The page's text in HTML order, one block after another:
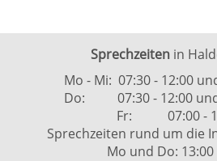
Sprechzeiten in
Mo - Mi: 07:30 - 12:00
Do: 07:30 - 12:00 und
Fr: 07:00 -
Sprechzeiten rund um die
Mo und Do: 13:00